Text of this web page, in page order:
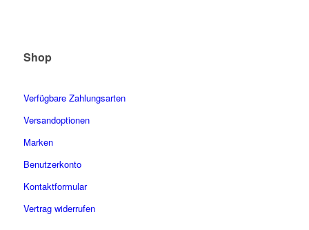
Shop
Verfügbare Zahlungsarten
Versandoptionen
Marken
Benutzerkonto
Kontaktformular
Vertrag widerrufen